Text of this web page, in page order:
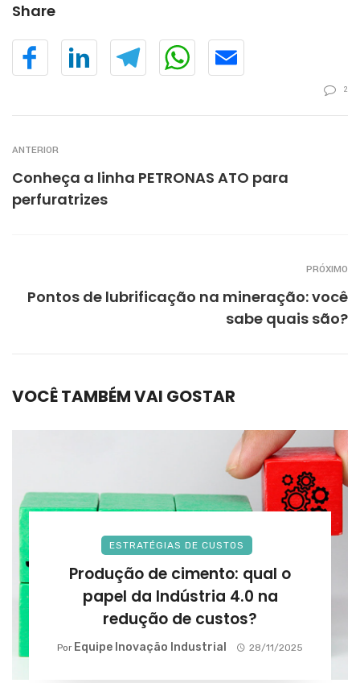
Share
2
ANTERIOR
Conheça a linha PETRONAS ATO para
perfuratrizes
PRÓXIMO
Pontos de lubrificação na mineração: você
sabe quais são?
VOCÊ TAMBÉM VAI GOSTAR
ESTRATÉGIAS DE CUSTOS
Produção de cimento: qual o
papel da Indústria 4.0 na
redução de custos?
Por Equipe Inovação Industrial 28/11/2025